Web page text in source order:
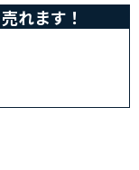
れます！